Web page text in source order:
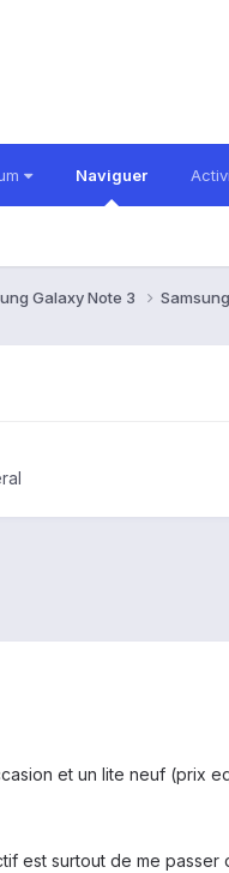
Naviguer
Galaxy Note 3
et un lite neuf (prix
est surtout de me